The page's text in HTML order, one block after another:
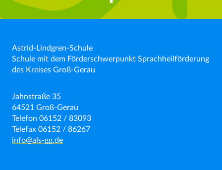
Astrid-Lindgren-Schule
Schule mit dem Förderschwerpunkt Sprachheilförderung
des Kreises Groß-Gerau
Jahnstraße 35
64521 Groß-Gerau
Telefon 06152 / 83093
Telefax 06152 / 86267
info@als-gg.de